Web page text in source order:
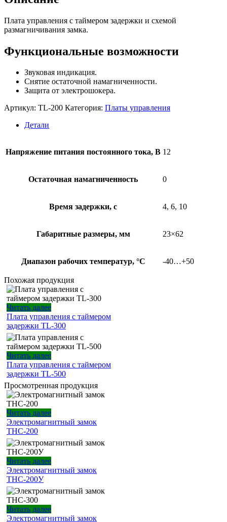
Плата управления с таймером задержки и схемой
размагничивания замка.
Функциональные возможности
Звуковая индикация.
Снятие остаточной намагниченности.
Защита от электрошокера.
Артикул: TL-200 Категория: Платы управления
Детали
Напряжение питания постоянного тока, В 12
Остаточная намагниченность 0
Время задержки, с 4, 6, 10
Габаритные размеры, мм 23×62
Диапазон рабочих температур, °С -40…+50
Похожая продукция
Читать далее
Плата управления с таймером
задержки TL-300
Читать далее
Плата управления с таймером
задержки TL-500
Просмотренная продукция
Читать далее
Электромагнитный замок
ТНС-200
Читать далее
Электромагнитный замок
ТНС-200У
Читать далее
Электромагнитный замок